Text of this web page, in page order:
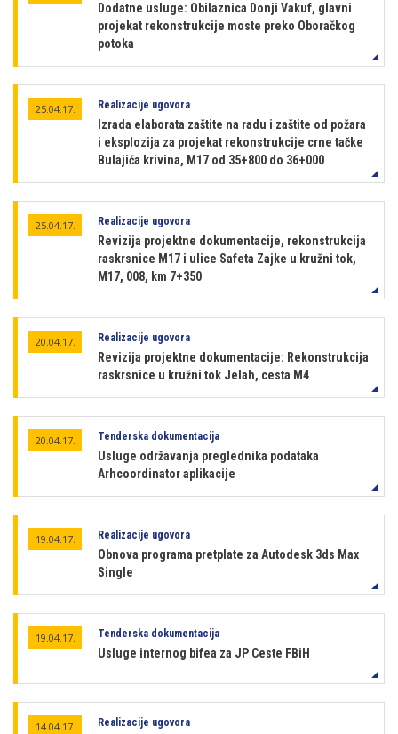
Dodatne usluge: Obilaznica Donji Vakuf, glavni
projekat rekonstrukcije moste preko Oboračkog
potoka
25.04.17. Realizacije ugovora
Izrada elaborata zaštite na radu i zaštite od požara
i eksplozija za projekat rekonstrukcije crne tačke
Bulajića krivina, M17 od 35+800 do 36+000
25.04.17. Realizacije ugovora
Revizija projektne dokumentacije, rekonstrukcija
raskrsnice M17 i ulice Safeta Zajke u kružni tok,
M17, 008, km 7+350
20.04.17. Realizacije ugovora
Revizija projektne dokumentacije: Rekonstrukcija
raskrsnice u kružni tok Jelah, cesta M4
20.04.17. Tenderska dokumentacija
Usluge održavanja preglednika podataka
Arhcoordinator aplikacije
19.04.17. Realizacije ugovora
Obnova programa pretplate za Autodesk 3ds Max
Single
19.04.17. Tenderska dokumentacija
Usluge internog bifea za JP Ceste FBiH
14.04.17. Realizacije ugovora